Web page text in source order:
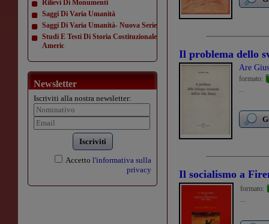
Rilievi Di Monumenti
Saggi Di Varia Umanità
Saggi Di Varia Umanità- Nuova Serie
Studi E Testi Di Storia Costituzionale
Americ
Newsletter
Iscriviti alla nostra newsletter:
Iscriviti
Accetto l'informativa sulla
privacy
Il problema dello
Are
formato:
...
Il socialismo a
formato:
...